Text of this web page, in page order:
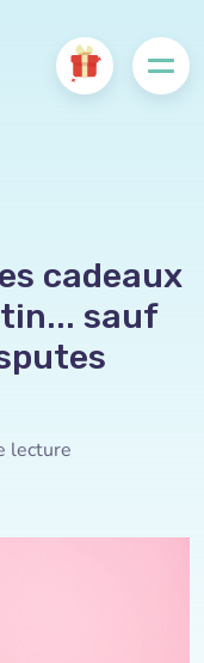
cadeaux
sauf
lecture